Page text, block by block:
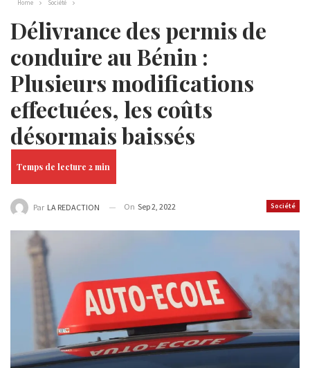
Home Société
Délivrance des permis de
conduire au Bénin :
Plusieurs modifications
effectuées, les coûts
désormais baissés
Société
Par LA REDACTION On Sep 2, 2022